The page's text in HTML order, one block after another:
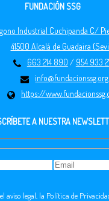
FUNDACIÓN SSG
Industrial Cuchipanda C/
41500 Alcalá de Guadaira
663 214 890 / 954 933
info@fundacionssg.org
https://
A NUESTRA
aviso legal, la Política de